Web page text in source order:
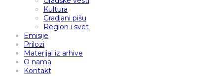
Kultura
Gradjani pišu
Region i svet
Emisije
Prilozi
Materijal iz arhive
O nama
Kontakt